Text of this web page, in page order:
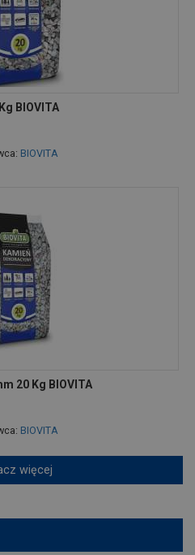
BIOVITA
BIOVITA
20 Kg BIOVITA
BIOVITA
więcej